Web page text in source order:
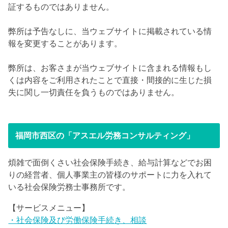
証するものではありません。
弊所は予告なしに、当ウェブサイトに掲載されている情
報を変更することがあります。
弊所は、お客さまが当ウェブサイトに含まれる情報もし
くは内容をご利用されたことで直接・間接的に生じた損
失に関し一切責任を負うものではありません。
福岡市西区の「アスエル労務コンサルティング」
煩雑で面倒くさい社会保険手続き、給与計算などでお困
りの経営者、個人事業主の皆様のサポートに力を入れて
いる社会保険労務士事務所です。
【サービスメニュー】
・社会保険及び労働保険手続き、相談